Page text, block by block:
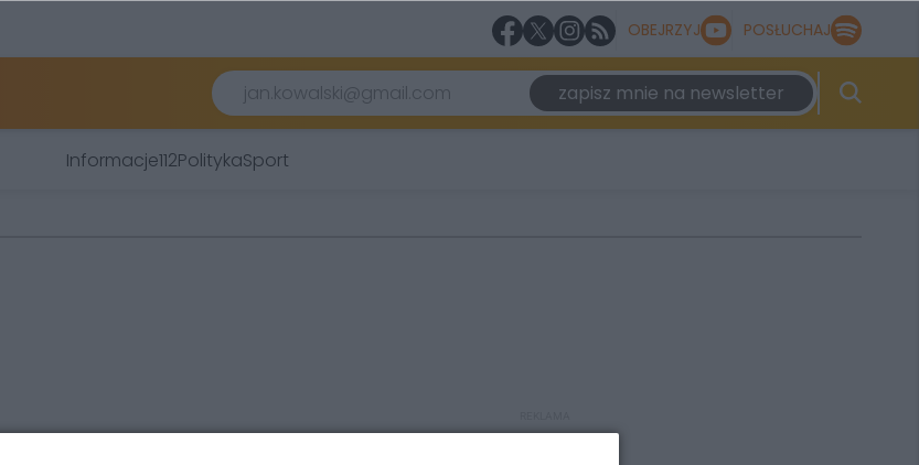
OBEJRZYJ POSŁUCHAJ
zapisz mnie na newsletter
Informacje112PolitykaSport